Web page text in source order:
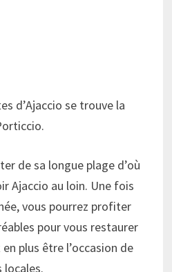
d’Ajaccio se trouve la
de sa longue plage d’où
Ajaccio au loin. Une fois
vous pourrez profiter
pour vous restaurer
plus être l’occasion de
locales.